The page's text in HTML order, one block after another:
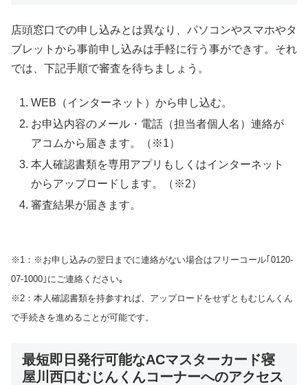
店頭窓口での申し込みとは異なり、パソコンやスマホやタ
ブレットから事前申し込みは手軽に行う事ができす。それ
では、下記手順で審査を待ちましょう。
WEB（インターネット）から申し込む。
お申込内容のメール・電話（担当者個人名）連絡が
アコムから届きます。（※1）
本人確認書類を専用アプリもしくはインターネット
からアップロードします。（※2）
審査結果が届きます。
※1：※お申し込みの翌日までに連絡がない場合はフリーコール｢0120-
07-1000｣にご連絡ください｡
※2：本人確認書類を持参すれば、アップロードをせずともむじんくん
で手続きを進めることが可能です。
最短即日発行可能なACマスターカード寝
屋川西口むじんくんコーナーへのアクセス